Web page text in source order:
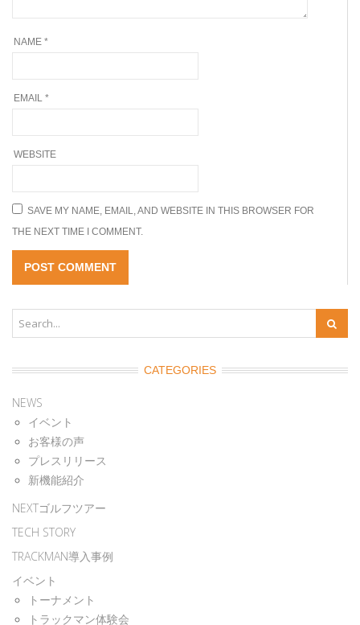
NAME *
EMAIL *
WEBSITE
SAVE MY NAME, EMAIL, AND WEBSITE IN THIS BROWSER FOR
THE NEXT TIME I COMMENT.
CATEGORIES
NEWS
イベント
お客様の声
プレスリリース
新機能紹介
NEXTゴルフツアー
TECH STORY
TRACKMAN導入事例
イベント
トーナメント
トラックマン体験会